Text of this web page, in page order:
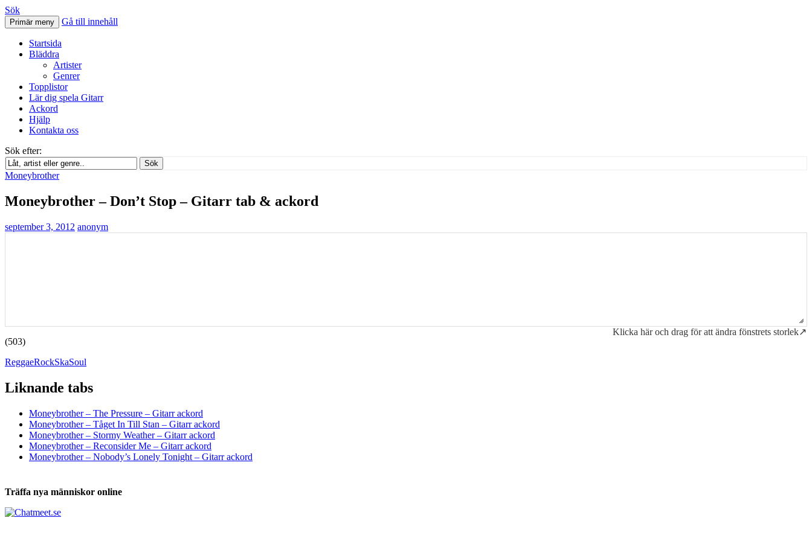
Svenskatabs.se
Sök
Primär meny Gå till innehåll
Startsida
Bläddra
Artister
Genrer
Topplistor
Lär dig spela Gitarr
Ackord
Hjälp
Kontakta oss
Sök efter:
Sök
Moneybrother
Moneybrother – Don’t Stop – Gitarr tab & ackord
september 3, 2012 anonym
Klicka här och drag för att ändra fönstrets storlek↗
(503)
ReggaeRockSkaSoul
Liknande tabs
Moneybrother – The Pressure – Gitarr ackord
Moneybrother – Tåget In Till Stan – Gitarr ackord
Moneybrother – Stormy Weather – Gitarr ackord
Moneybrother – Reconsider Me – Gitarr ackord
Moneybrother – Nobody’s Lonely Tonight – Gitarr ackord
Träffa nya människor online